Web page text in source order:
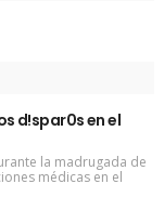
d!spar0s en el
la madrugada de
médicas en el